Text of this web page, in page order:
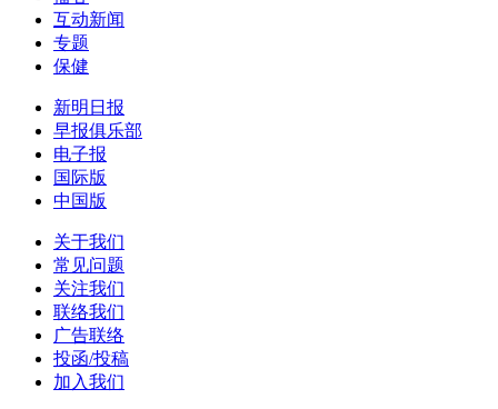
互动新闻
专题
保健
新明日报
早报俱乐部
电子报
国际版
中国版
关于我们
常见问题
关注我们
联络我们
广告联络
投函/投稿
加入我们